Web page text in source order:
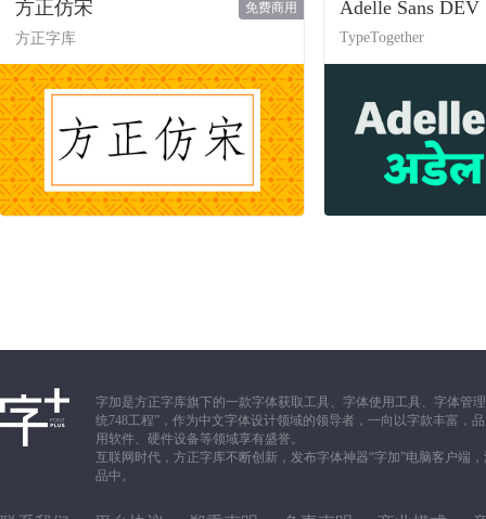
方正仿宋
方正字库
免费商用 Adelle Sans DEV
TypeTogether
字加是方正字库旗下的一款字体获取工具、字体使用工具、字体管
统748工程”，作为中文字体设计领域的领导者，一向以字款丰富，
用软件、硬件设备等领域享有盛誉。
互联网时代，方正字库不断创新，发布字体神器“字加”电脑客户端
品中。